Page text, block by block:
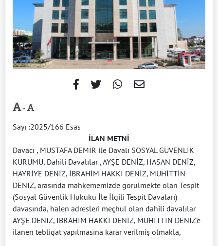
-
Sayı :2025/166 Esas
İLAN METNİ
Davacı , MUSTAFA DEMİR ile Davalı SOSYAL GÜVENLİK
KURUMU, Dahili Davalılar , AYŞE DENİZ, HASAN DENİZ,
HAYRİYE DENİZ, İBRAHİM HAKKI DENİZ, MUHİTTİN
DENİZ, arasında mahkememizde görülmekte olan Tespit
(Sosyal Güvenlik Hukuku İle İlgili Tespit Davaları)
davasında, halen adresleri meçhul olan dahili davalılar
AYŞE DENİZ, İBRAHİM HAKKI DENİZ, MUHİTTİN DENİZ'e
ilanen tebligat yapılmasına karar verilmiş olmakla,